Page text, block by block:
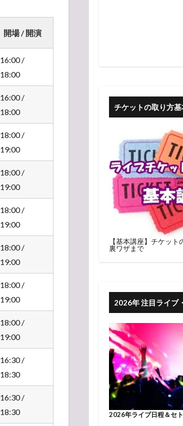
開場 / 開演
16:00 /
18:00
16:00 /
18:00
18:00 /
19:00
18:00 /
19:00
18:00 /
19:00
18:00 /
19:00
18:00 /
19:00
18:00 /
19:00
16:30 /
18:30
16:30 /
18:30
チケットの取り方
【基本講座】チケッ
裏ワザまで
2026年 注目ライブ
2026年ライブ日程＆セ